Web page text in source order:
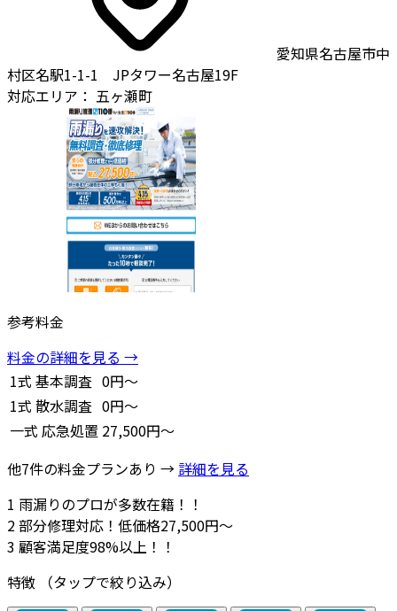
愛知県名古屋市中
村区名駅1-1-1 JPタワー名古屋19F
対応エリア： 五ヶ瀬町
参考料金
料金の詳細を見る →
1式 基本調査 0円～
1式 散水調査 0円～
一式 応急処置 27,500円～
他7件の料金プランあり → 詳細を見る
1 雨漏りのプロが多数在籍！！
2部分修理対応！低価格27,500円～
3 顧客満足度98%以上！！
特徴
（タップで絞り込み）